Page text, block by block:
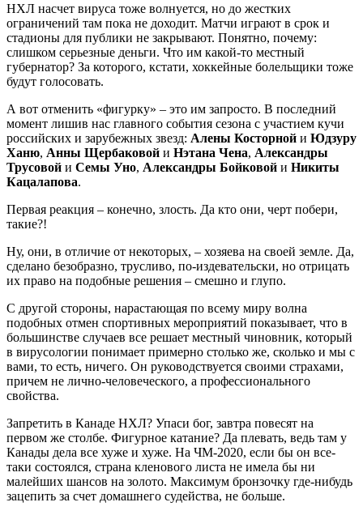
НХЛ насчет вируса тоже волнуется, но до жестких
ограничений там пока не доходит. Матчи играют в срок и
стадионы для публики не закрывают. Понятно, почему:
слишком серьезные деньги. Что им какой-то местный
губернатор? За которого, кстати, хоккейные болельщики тоже
будут голосовать.
А вот отменить «фигурку» – это им запросто. В последний
момент лишив нас главного события сезона с участием кучи
российских и зарубежных звезд: Алены Косторной и Юдзуру
Ханю, Анны Щербаковой и Нэтана Чена, Александры
Трусовой и Семы Уно, Александры Бойковой и Никиты
Кацалапова.
Первая реакция – конечно, злость. Да кто они, черт побери,
такие?!
Ну, они, в отличие от некоторых, – хозяева на своей земле. Да,
сделано безобразно, трусливо, по-издевательски, но отрицать
их право на подобные решения – смешно и глупо.
С другой стороны, нарастающая по всему миру волна
подобных отмен спортивных мероприятий показывает, что в
большинстве случаев все решает местный чиновник, который
в вирусологии понимает примерно столько же, сколько и мы с
вами, то есть, ничего. Он руководствуется своими страхами,
причем не лично-человеческого, а профессионального
свойства.
Запретить в Канаде НХЛ? Упаси бог, завтра повесят на
первом же столбе. Фигурное катание? Да плевать, ведь там у
Канады дела все хуже и хуже. На ЧМ-2020, если бы он все-
таки состоялся, страна кленового листа не имела бы ни
малейших шансов на золото. Максимум бронзочку где-нибудь
зацепить за счет домашнего судейства, не больше.